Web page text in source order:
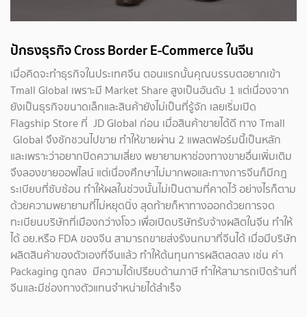
ปักธงธุรกิจ Cross Border E-Commerce ในจีน
เมื่อคิดจะทำธุรกิจในประเทศจีน ตอนแรกนั้นคุณบรรบตอยากเข้า
Tmall Global เพราะมี Market Share สูงเป็นอันดับ 1 แต่เนื่องจาก
ยังเป็นธุรกิจขนาดเล็กและสินค้ายังไม่เป็นที่รู้จัก เลยเริ่มเปิด
Flagship Store ที่ JD Global ก่อน เมื่อสินค้าขายได้ดี ทาง Tmall
Global จึงชักชวนไปขาย ทำให้ขายผ่าน 2 แพลตฟอร์มนี้เป็นหลัก
และเพราะว่าอยากปิดความเสี่ยง พยายามหาช่องทางขายอื่นเพิ่มเติม
จึงลองขายออฟไลน์ แต่เนื่องศึกษาไม่มากพอและทางการจีนก็มีกฎ
ระเบียบที่ซับซ้อน ทำให้ผลในช่วงนั้นไม่เป็นตามที่คาดไว้ อย่างไรก็ตาม
ด้วยความพยายามที่ไม่หยุดนิ่ง สุดท้ายก็หาทางออกด้วยการจด
ทะเบียนบริษัทที่เมืองกว่างโจว เพื่อเปิดบริษัทรับจ้างผลิตในจีน ทำให้
ได้ อย.หรือ FDA ของจีน สามารถขายส่งรังนกมาที่จีนได้ เมื่อมีบริษัท
ผลิตสินค้าของตัวเองที่จีนแล้ว ทำให้ต้นทุนการผลิตลดลง เช่น ค่า
Packaging ถูกลง มีความได้เปรียบด้านภาษี ทำให้สามารถเปิดร้านที่
จีนและมีช่องทางตัวแทนจำหน่ายได้สำเร็จ